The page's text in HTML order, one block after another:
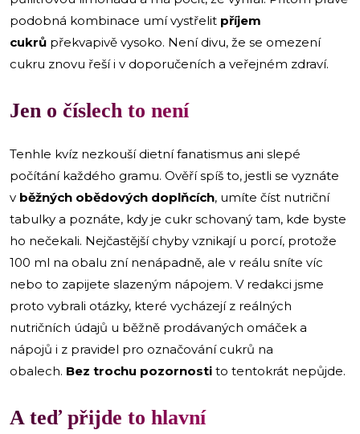
podobná kombinace umí vystřelit příjem
cukrů překvapivě vysoko. Není divu, že se omezení
cukru znovu řeší i v doporučeních a veřejném zdraví.
Jen o číslech to není
Tenhle kvíz nezkouší dietní fanatismus ani slepé
počítání každého gramu. Ověří spíš to, jestli se vyznáte
v běžných obědových doplňcích, umíte číst nutriční
tabulky a poznáte, kdy je cukr schovaný tam, kde byste
ho nečekali. Nejčastější chyby vznikají u porcí, protože
100 ml na obalu zní nenápadně, ale v reálu sníte víc
nebo to zapijete slazeným nápojem. V redakci jsme
proto vybrali otázky, které vycházejí z reálných
nutričních údajů u běžně prodávaných omáček a
nápojů i z pravidel pro označování cukrů na
obalech. Bez trochu pozornosti to tentokrát nepůjde.
A teď přijde to hlavní